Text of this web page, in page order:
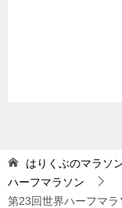
はりくぶのマラソ
ハーフマラソン
第23回世界ハーフマ